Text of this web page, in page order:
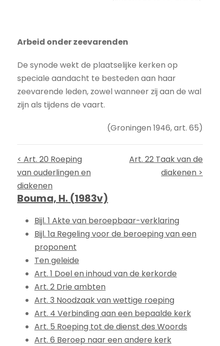
Arbeid onder zeevarenden
De synode wekt de plaatselijke kerken op
speciale aandacht te besteden aan haar
zeevarende leden, zowel wanneer zij aan de wal
zijn als tijdens de vaart.
(Groningen 1946, art. 65)
< Art. 20 Roeping
van ouderlingen en
diakenen
Art. 22 Taak van de
diakenen >
Bouma, H. (1983v)
Bijl. 1 Akte van beroepbaar-verklaring
Bijl. 1a Regeling voor de beroeping van een
proponent
Ten geleide
Art. 1 Doel en inhoud van de kerkorde
Art. 2 Drie ambten
Art. 3 Noodzaak van wettige roeping
Art. 4 Verbinding aan een bepaalde kerk
Art. 5 Roeping tot de dienst des Woords
Art. 6 Beroep naar een andere kerk